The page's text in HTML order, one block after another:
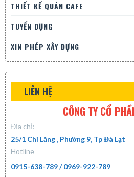
THIẾT KẾ QUÁN CAFE
TUYỂN DỤNG
XIN PHÉP XÂY DỰNG
LIÊN HỆ
CÔNG TY CỔ
Địa chỉ:
25/1 Chi Lăng , Phường 9, Tp Đà Lạt
Hotline
0915-638-789 / 0969-922-789